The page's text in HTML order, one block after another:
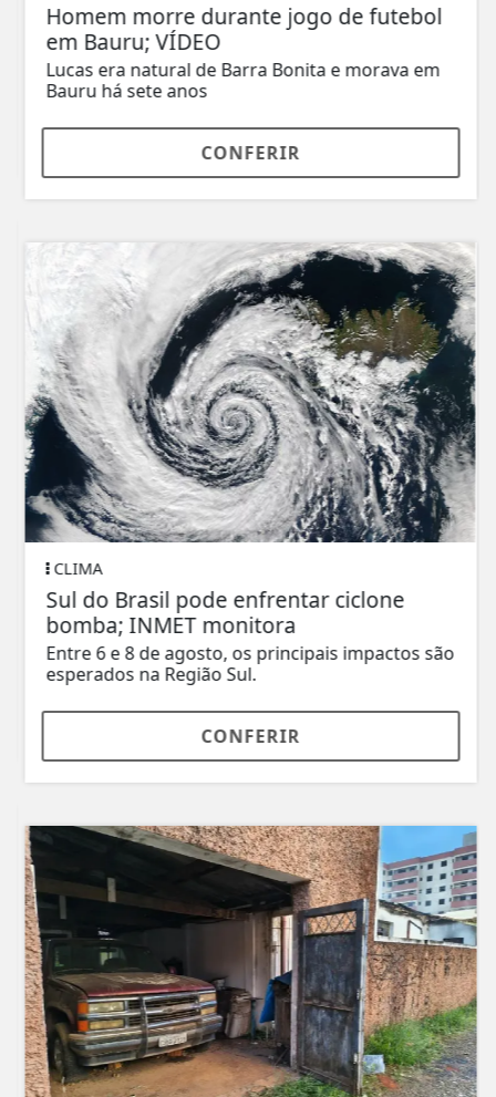
Homem morre durante jogo de futebol
em Bauru; VÍDEO
Lucas era natural de Barra Bonita e morava em
Bauru há sete anos
CONFERIR
CLIMA
Sul do Brasil pode enfrentar ciclone
bomba; INMET monitora
Entre 6 e 8 de agosto, os principais impactos são
esperados na Região Sul.
CONFERIR